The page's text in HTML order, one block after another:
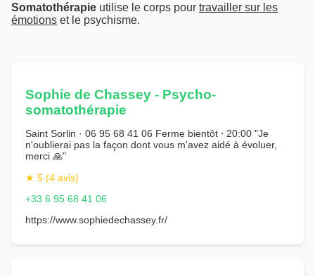
Somatothérapie utilise le corps pour travailler sur les
émotions et le psychisme.
Sophie de Chassey - Psycho-
somatothérapie
Saint Sorlin · 06 95 68 41 06 Ferme bientôt ⋅ 20:00 "Je
n'oublierai pas la façon dont vous m'avez aidé à évoluer,
merci 🙏"
★ 5 (4 avis)
+33 6 95 68 41 06
https://www.sophiedechassey.fr/